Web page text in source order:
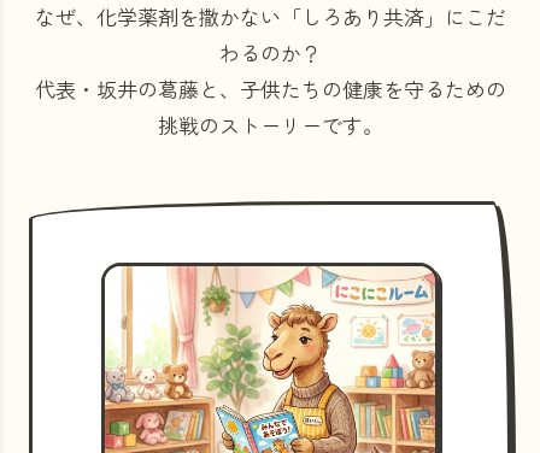
なぜ、化学薬剤を撒かない「しろあり共済」にこだ
わるのか？
代表・坂井の葛藤と、子供たちの健康を守るための
挑戦のストーリーです。